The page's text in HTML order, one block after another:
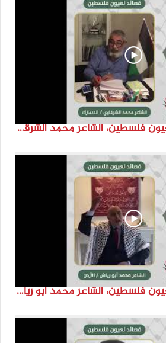
انتماء2021: قصائد لعيون فلسطين، الشاعر محمد الشرقاوي ،الدنمارك
انتماء2021: قصائد لعيون فلسطين، الشاعر محمد ابو رياش، الاردن